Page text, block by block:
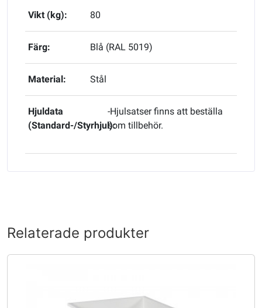
Vikt (kg): 80
Färg: Blå (RAL 5019)
Material: Stål
Hjuldata
(Standard-/Styrhjul):
-Hjulsatser finns att beställa
som tillbehör.
Relaterade produkter